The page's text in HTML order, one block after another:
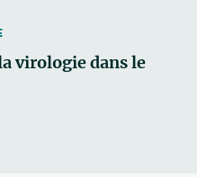
virologie dans le